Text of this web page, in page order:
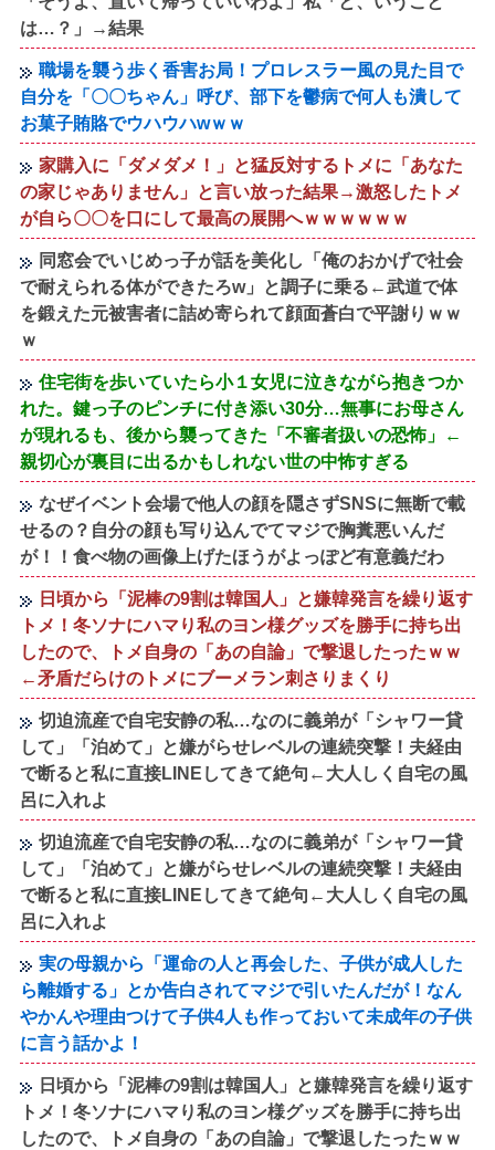
は…？」→結果
職場を襲う歩く香害お局！プロレスラー風の見た目で
自分を「〇〇ちゃん」呼び、部下を鬱病で何人も潰して
お菓子賄賂でウハウハwｗｗ
家購入に「ダメダメ！」と猛反対するトメに「あなた
の家じゃありません」と言い放った結果→激怒したトメ
が自ら〇〇を口にして最高の展開へｗｗｗｗｗｗ
同窓会でいじめっ子が話を美化し「俺のおかげで社会
で耐えられる体ができたろw」と調子に乗る←武道で体
を鍛えた元被害者に詰め寄られて顔面蒼白で平謝りｗｗ
ｗ
住宅街を歩いていたら小１女児に泣きながら抱きつか
れた。鍵っ子のピンチに付き添い30分…無事にお母さん
が現れるも、後から襲ってきた「不審者扱いの恐怖」←
親切心が裏目に出るかもしれない世の中怖すぎる
なぜイベント会場で他人の顔を隠さずSNSに無断で載
せるの？自分の顔も写り込んでてマジで胸糞悪いんだ
が！！食べ物の画像上げたほうがよっぽど有意義だわ
日頃から「泥棒の9割は韓国人」と嫌韓発言を繰り返す
トメ！冬ソナにハマり私のヨン様グッズを勝手に持ち出
したので、トメ自身の「あの自論」で撃退したったｗｗ
←矛盾だらけのトメにブーメラン刺さりまくり
切迫流産で自宅安静の私…なのに義弟が「シャワー貸
して」「泊めて」と嫌がらせレベルの連続突撃！夫経由
で断ると私に直接LINEしてきて絶句←大人しく自宅の風
呂に入れよ
切迫流産で自宅安静の私…なのに義弟が「シャワー貸
して」「泊めて」と嫌がらせレベルの連続突撃！夫経由
で断ると私に直接LINEしてきて絶句←大人しく自宅の風
呂に入れよ
実の母親から「運命の人と再会した、子供が成人した
ら離婚する」とか告白されてマジで引いたんだが！なん
やかんや理由つけて子供4人も作っておいて未成年の子供
に言う話かよ！
日頃から「泥棒の9割は韓国人」と嫌韓発言を繰り返す
トメ！冬ソナにハマり私のヨン様グッズを勝手に持ち出
したので、トメ自身の「あの自論」で撃退したったｗｗ